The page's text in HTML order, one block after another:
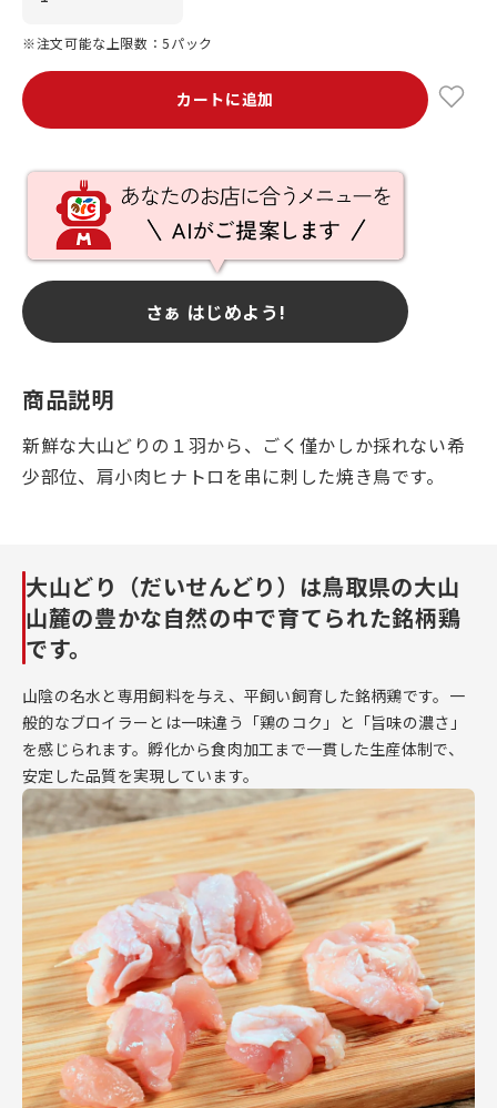
※注文可能な上限数：5パック
カートに追加
さぁ はじめよう!
商品説明
新鮮な大山どりの１羽から、ごく僅かしか採れない希
少部位、肩小肉ヒナトロを串に刺した焼き鳥です。
大山どり（だいせんどり）は鳥取県の大山
山麓の豊かな自然の中で育てられた銘柄鶏
です。
山陰の名水と専用飼料を与え、平飼い飼育した銘柄鶏です。一
般的なブロイラーとは一味違う「鶏のコク」と「旨味の濃さ」
を感じられます。孵化から食肉加工まで一貫した生産体制で、
安定した品質を実現しています。